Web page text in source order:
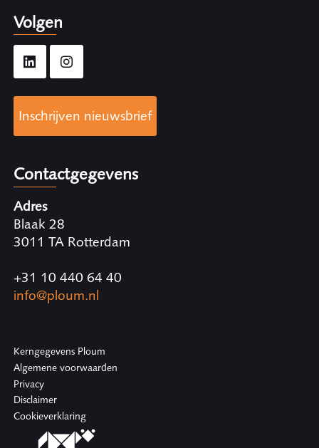
Volgen
Inschrijven nieuwsbrief
Contactgegevens
Adres
Blaak 28
3011 TA Rotterdam
+31 10 440 64 40
info@ploum.nl
Kerngegevens Ploum
Algemene voorwaarden
Privacy
Disclaimer
Cookieverklaring